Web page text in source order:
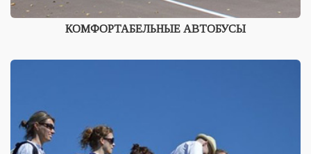
КОМФОРТАБЕЛЬНЫЕ АВТОБУСЫ